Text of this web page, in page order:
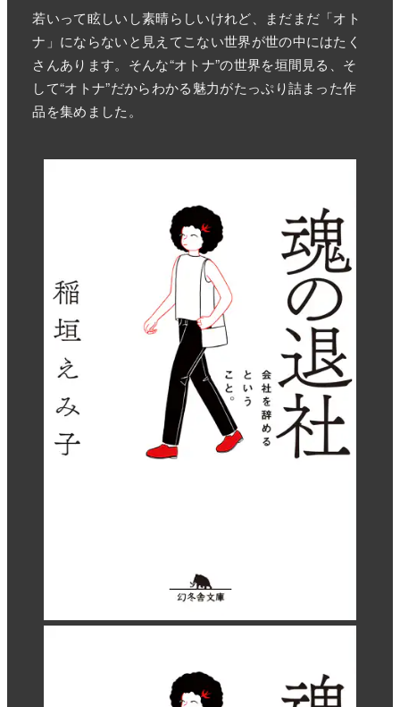
若いって眩しいし素晴らしいけれど、まだまだ「オト
ナ」にならないと見えてこない世界が世の中にはたく
さんあります。そんな“オトナ”の世界を垣間見る、そ
して“オトナ”だからわかる魅力がたっぷり詰まった作
品を集めました。